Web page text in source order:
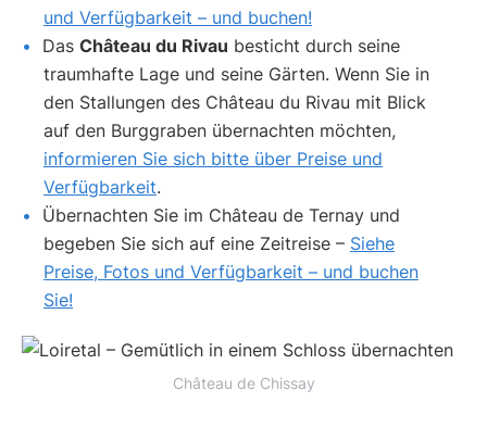
und Verfügbarkeit – und buchen!
Das Château du Rivau besticht durch seine
traumhafte Lage und seine Gärten. Wenn Sie in
den Stallungen des Château du Rivau mit Blick
auf den Burggraben übernachten möchten,
informieren Sie sich bitte über Preise und
Verfügbarkeit.
Übernachten Sie im Château de Ternay und
begeben Sie sich auf eine Zeitreise – Siehe
Preise, Fotos und Verfügbarkeit – und buchen
Sie!
Château de Chissay